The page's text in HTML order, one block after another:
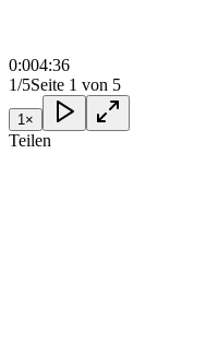
0:004:36
1/5Seite 1 von 5
1 ×
Teilen